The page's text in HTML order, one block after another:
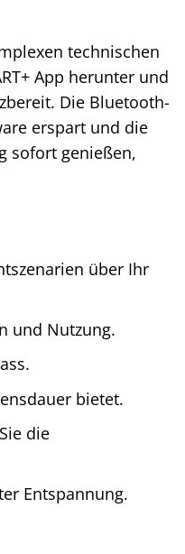
technischen
App herunter und
Die Bluetooth-
erspart und die
sofort genießen,
über Ihr
und Nutzung.
bietet.
die
Entspannung.